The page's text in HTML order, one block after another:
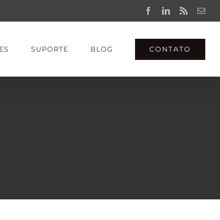
FacebookLinkedIn
Rss
SUPORTE BLOG CONTATO